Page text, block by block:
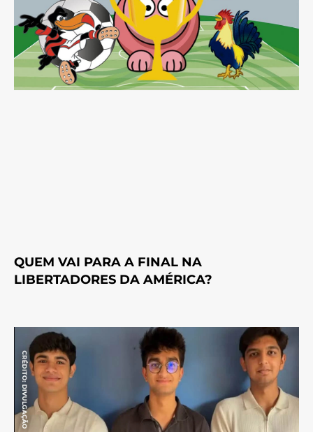
QUEM VAI PARA A FINAL NA
LIBERTADORES DA AMÉRICA?